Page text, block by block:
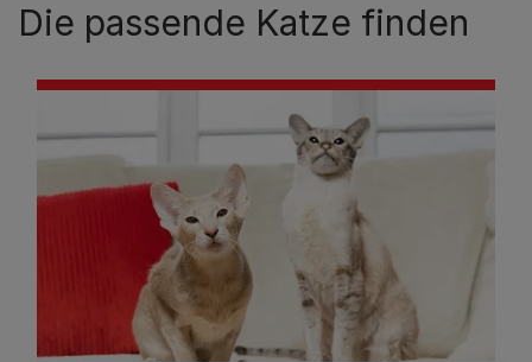
Die passende Katze finden